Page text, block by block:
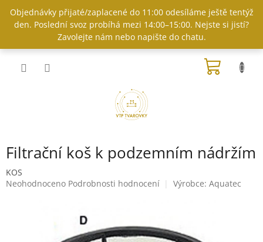
obsah
Objednávky přijaté/zaplacené do 11:00 odesíláme ještě tentýž
den. Poslední svoz probíhá mezi 14:00–15:00. Nejste si jistí?
Zavolejte nám nebo napište do chatu.
Filtrační koš k podzemním nádržím
KOS
Průměrné
Neohodnoceno Podrobnosti hodnocení Výrobce: Aquatec